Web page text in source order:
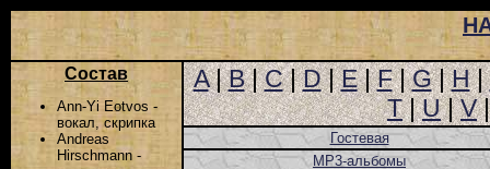
Состав
Ann-Yi Eotvos -
вокал, скрипка
Andreas
Hirschmann -
A|B|C|D|E|F|G|H|
T|U|V
Гостевая
MP3-альбомы